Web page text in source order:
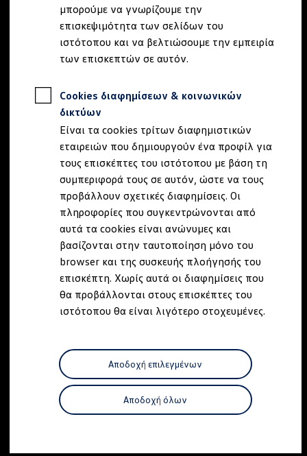
μπορούμε να γνωρίζουμε την
επισκεψιμότητα των σελίδων του
ιστότοπου και να βελτιώσουμε την εμπειρία
των επισκεπτών σε αυτόν.
Cookies διαφημίσεων & κοινωνικών
δικτύων
Είναι τα cookies τρίτων διαφημιστικών
εταιρειών που δημιουργούν ένα προφίλ για
τους επισκέπτες του ιστότοπου με βάση τη
συμπεριφορά τους σε αυτόν, ώστε να τους
προβάλλουν σχετικές διαφημίσεις. Οι
πληροφορίες που συγκεντρώνονται από
αυτά τα cookies είναι ανώνυμες και
βασίζονται στην ταυτοποίηση μόνο του
browser και της συσκευής πλοήγησής του
επισκέπτη. Χωρίς αυτά οι διαφημίσεις που
θα προβάλλονται στους επισκέπτες του
ιστότοπου θα είναι λιγότερο στοχευμένες.
Αποδοχή επιλεγμένων
Αποδοχή όλων
Λύσεις μεταφοράς και αποσκευών
Ψυχαγωγία και ηλεκτρονικές συσκευές
Εξατομίκευση
Επιτοίχιος σταθμός φόρτισης και καλώδια
Συλλογές Lifestyle
Εφαρμογές Volkswagen, σύνδεση και
Σύνδεση κινητού τηλεφώνου και οχήματος
We Charge - Υπηρεσία Φόρτισης
Πληροφορίες Πελάτη
Ανακύκλωση & Επιστροφή
Ανακλήσεις ασφαλείας και Τεχνικά μέτρα
Προειδοποιητικές και ενδεικτικές λυχνίες
Eνημερώσεις λογισμικού
Digital Manual - Ψηφιακό εγχειρίδιο
XTL diesel fuel
Υπηρεσίες Volkswagen
Υπηρεσίες Volkswagen Click@Service
Pick Up & Delivery
Φροντίδα Clean Plus
Επαγγελματικά Οχήματα Volkswagen
Συντήρηση & Επισκευή Επαγγελματικών
Σημαντικές πληροφορίες
Εγγύηση Επαγγελματικών Volkswagen
Εξουσιοδοτημένο Δίκτυο Volkswagen
Αστυπάλαια: Κίνητρα Επιδότησης
Volkswagen Bulli - 75 Χρόνια Κληρονομιάς
Bulli magazine
VW Bus History